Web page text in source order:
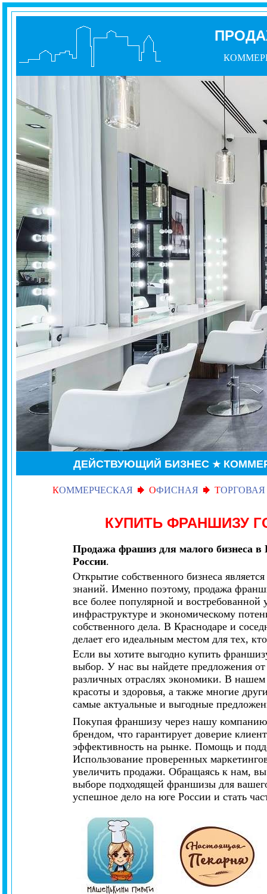
ДЕЙСТВУЮЩИЙ БИЗНЕС ★
КОММЕРЧЕСКАЯ ОФИСНАЯ ТОРГОВАЯ
КУПИТЬ ФРАНШИЗУ
Продажа фрашиз для малого бизнеса в
России.
Открытие собственного бизнеса
знаний. Именно поэтому, продажа
все более популярной и востребованной
инфраструктуре и экономическому
собственного дела. В Краснодаре и
делает его идеальным местом для тех,
Если вы хотите выгодно купить
выбор. У нас вы найдете предложения
различных отраслях экономики. В
красоты и здоровья, а также многие
самые актуальные и выгодные
Покупая франшизу через нашу
брендом, что гарантирует доверие
эффективность на рынке. Помощь и
Использование проверенных
увеличить продажи. Обращаясь к нам,
выборе подходящей франшизы для
успешное дело на юге России и стать